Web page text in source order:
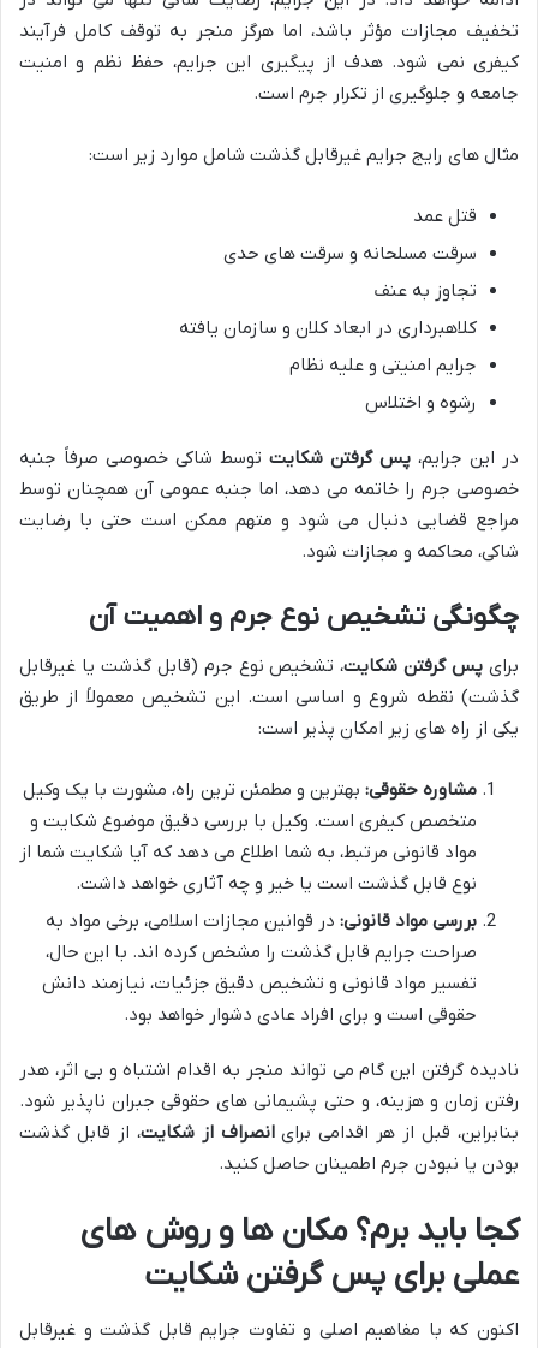
تخفیف مجازات مؤثر باشد، اما هرگز منجر به توقف کامل فرآیند
کیفری نمی شود. هدف از پیگیری این جرایم، حفظ نظم و امنیت
جامعه و جلوگیری از تکرار جرم است.
مثال های رایج جرایم غیرقابل گذشت شامل موارد زیر است:
قتل عمد
سرقت مسلحانه و سرقت های حدی
تجاوز به عنف
کلاهبرداری در ابعاد کلان و سازمان یافته
جرایم امنیتی و علیه نظام
رشوه و اختلاس
در این جرایم، پس گرفتن شکایت توسط شاکی خصوصی صرفاً جنبه
خصوصی جرم را خاتمه می دهد، اما جنبه عمومی آن همچنان توسط
مراجع قضایی دنبال می شود و متهم ممکن است حتی با رضایت
شاکی، محاکمه و مجازات شود.
چگونگی تشخیص نوع جرم و اهمیت آن
برای پس گرفتن شکایت، تشخیص نوع جرم (قابل گذشت یا غیرقابل
گذشت) نقطه شروع و اساسی است. این تشخیص معمولاً از طریق
یکی از راه های زیر امکان پذیر است:
مشاوره حقوقی: بهترین و مطمئن ترین راه، مشورت با یک وکیل
متخصص کیفری است. وکیل با بررسی دقیق موضوع شکایت و
مواد قانونی مرتبط، به شما اطلاع می دهد که آیا شکایت شما از
نوع قابل گذشت است یا خیر و چه آثاری خواهد داشت.
بررسی مواد قانونی: در قوانین مجازات اسلامی، برخی مواد به
صراحت جرایم قابل گذشت را مشخص کرده اند. با این حال،
تفسیر مواد قانونی و تشخیص دقیق جزئیات، نیازمند دانش
حقوقی است و برای افراد عادی دشوار خواهد بود.
نادیده گرفتن این گام می تواند منجر به اقدام اشتباه و بی اثر، هدر
رفتن زمان و هزینه، و حتی پشیمانی های حقوقی جبران ناپذیر شود.
بنابراین، قبل از هر اقدامی برایانصراف از شکایت، از قابل گذشت
بودن یا نبودن جرم اطمینان حاصل کنید.
کجا باید برم؟ مکان ها و روش های
عملی برای پس گرفتن شکایت
اکنون که با مفاهیم اصلی و تفاوت جرایم قابل گذشت و غیرقابل